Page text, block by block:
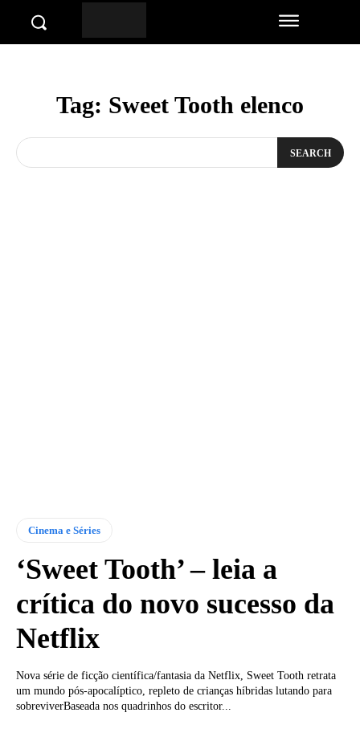
Tag: Sweet Tooth elenco
SEARCH
Cinema e Séries
‘Sweet Tooth’ – leia a
crítica do novo sucesso da
Netflix
Nova série de ficção científica/fantasia da Netflix, Sweet Tooth retrata
um mundo pós-apocalíptico, repleto de crianças híbridas lutando para
sobreviverBaseada nos quadrinhos do escritor...